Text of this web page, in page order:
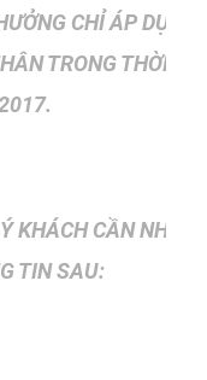
CHỈ ÁP DỤNG
TRONG THỜI
KHÁCH CẦN NHẮN
TIN SAU: